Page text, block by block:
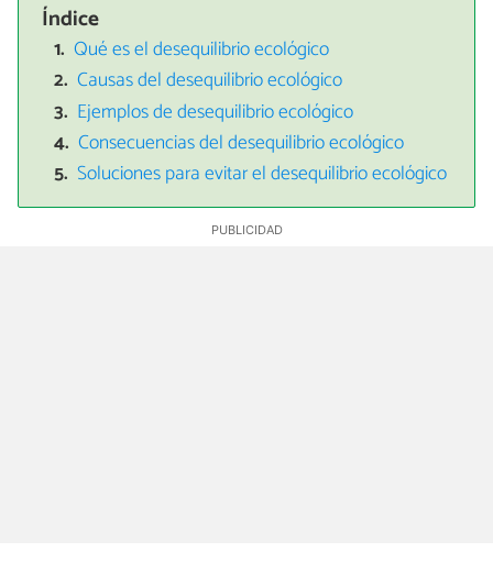
Índice
Qué es el desequilibrio ecológico
Causas del desequilibrio ecológico
Ejemplos de desequilibrio ecológico
Consecuencias del desequilibrio ecológico
Soluciones para evitar el desequilibrio ecológico